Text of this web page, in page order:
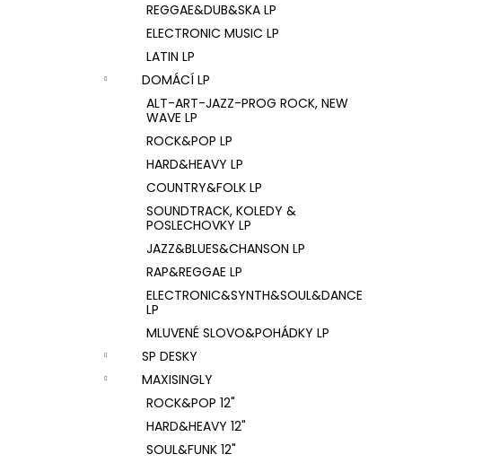
REGGAE&DUB&SKA LP
ELECTRONIC MUSIC LP
LATIN LP
DOMÁCÍ LP
ALT-ART-JAZZ-PROG ROCK, NEW
WAVE LP
ROCK&POP LP
HARD&HEAVY LP
COUNTRY&FOLK LP
SOUNDTRACK, KOLEDY &
POSLECHOVKY LP
JAZZ&BLUES&CHANSON LP
RAP&REGGAE LP
ELECTRONIC&SYNTH&SOUL&DANCE
LP
MLUVENÉ SLOVO&POHÁDKY LP
SP DESKY
MAXISINGLY
ROCK&POP 12"
HARD&HEAVY 12"
SOUL&FUNK 12"